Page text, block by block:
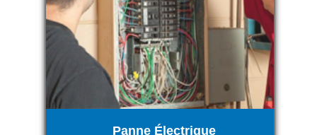
Panne Électrique